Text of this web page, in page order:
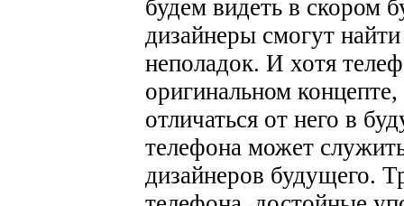
будем видеть в скором
дизайнеры смогут
неполадок. И хотя
оригинальном
отличаться от него в
телефона может
дизайнеров будущего.